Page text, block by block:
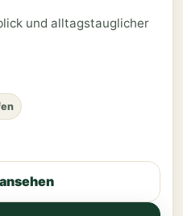
und alltagstauglicher